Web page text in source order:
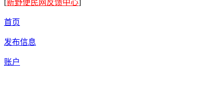
[新野便民网反馈中心]
首页
发布信息
账户